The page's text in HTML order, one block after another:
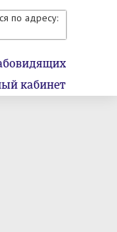
по адресу:
кабинет